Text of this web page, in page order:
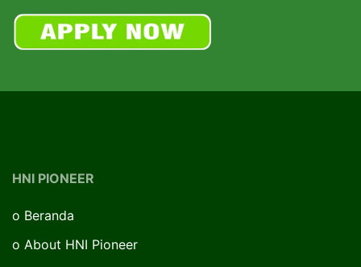
HNI PIONEER
o Beranda
o About HNI Pioneer